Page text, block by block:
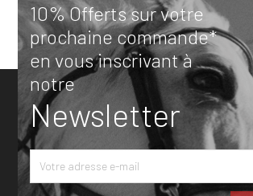
10% Offerts sur votre
prochaine commande*
en vous inscrivant à
notre
Newsletter